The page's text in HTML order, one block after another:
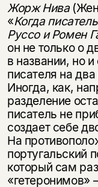
Жорж Нива
«Когда
Руссо и Ромен
он не только о
в названии, но
писателя на
Иногда, как,
разделение
писатель не
создает себе
На
португальский
который сам
«гетеронимов»